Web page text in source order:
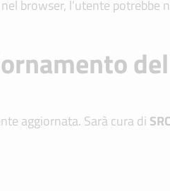
browser, l’utente
aggiornata. Sarà cura di SRC